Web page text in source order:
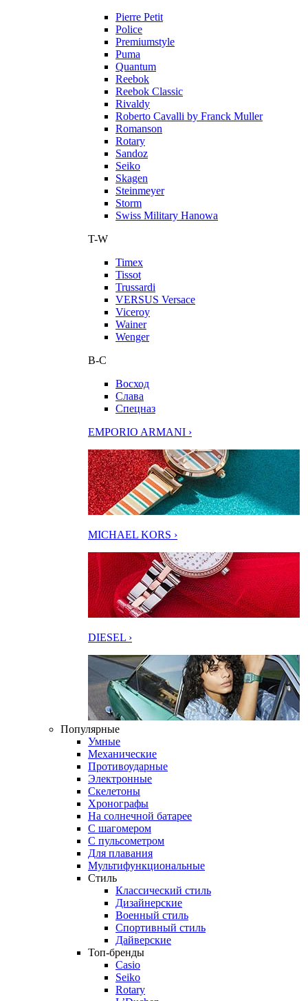
Pierre Petit
Police
Premiumstyle
Puma
Quantum
Reebok
Reebok Classic
Rivaldy
Roberto Cavalli by Franck Muller
Romanson
Rotary
Sandoz
Seiko
Skagen
Steinmeyer
Storm
Swiss Military Hanowa
T-W
Timex
Tissot
Trussardi
VERSUS Versace
Viceroy
Wainer
Wenger
В-С
Восход
Слава
Спецназ
EMPORIO ARMANI ›
MICHAEL KORS ›
DIESEL ›
Популярные
Умные
Механические
Противоударные
Электронные
Скелетоны
Хронографы
На солнечной батарее
С шагомером
С пульсометром
Для плавания
Мультифункциональные
Стиль
Классический стиль
Дизайнерские
Военный стиль
Спортивный стиль
Дайверские
Топ-бренды
Casio
Seiko
Rotary